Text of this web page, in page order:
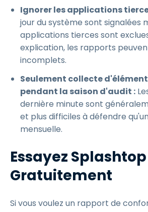
Ignorer les applications
jour du système sont signalées
applications tierces sont
explication, les rapports
incomplets.
Seulement collecte
pendant la saison d'audit :
dernière minute sont
et plus difficiles à défendre
mensuelle.
Essayez Splashtop
Gratuitement
Si vous voulez un rapport de